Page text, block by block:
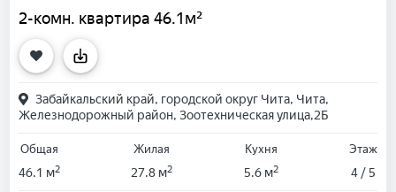
2-комн. квартира 46.1м²
Забайкальский край, городской округ Чита, Чита,
Железнодорожный район, Зоотехническая улица,2Б
Общая
46.1 м2
Жилая
27.8 м2
Кухня
5.6 м2
Этаж
4 / 5